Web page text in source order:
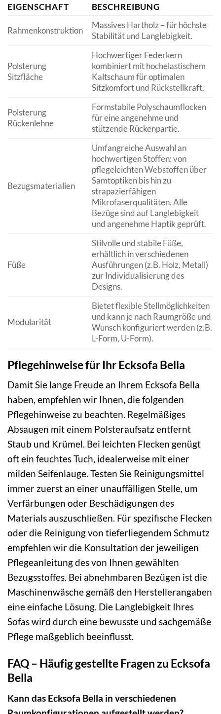
EIGENSCHAFT BESCHREIBUNG
Rahmenkonstruktion
Massives Hartholz – für höchste
Stabilität und Langlebigkeit.
Polsterung
Sitzfläche
Hochwertiger Federkern
kombiniert mit hochelastischem
Kaltschaum für optimalen
Sitzkomfort und Rückstellkraft.
Polsterung
Rückenlehne
Formstabile Polyschaumflocken
für eine angenehme und
stützende Rückenpartie.
Bezugsmaterialien
Umfangreiche Auswahl an
hochwertigen Stoffen: von
pflegeleichten Webstoffen über
Samtoptiken bis hin zu
strapazierfähigen
Mikrofaserqualitäten. Alle
Bezüge sind auf Langlebigkeit
und angenehme Haptik geprüft.
Füße
Stilvolle und stabile Füße,
erhältlich in verschiedenen
Ausführungen (z.B. Holz, Metall)
zur Individualisierung des
Designs.
Modularität
Bietet flexible Stellmöglichkeiten
und kann je nach Raumgröße und
Wunsch konfiguriert werden (z.B.
L-Form, U-Form).
Pflegehinweise für Ihr Ecksofa Bella
Damit Sie lange Freude an Ihrem Ecksofa Bella
haben, empfehlen wir Ihnen, die folgenden
Pflegehinweise zu beachten. Regelmäßiges
Absaugen mit einem Polsteraufsatz entfernt
Staub und Krümel. Bei leichten Flecken genügt
oft ein feuchtes Tuch, idealerweise mit einer
milden Seifenlauge. Testen Sie Reinigungsmittel
immer zuerst an einer unauffälligen Stelle, um
Verfärbungen oder Beschädigungen des
Materials auszuschließen. Für spezifische Flecken
oder die Reinigung von tieferliegendem Schmutz
empfehlen wir die Konsultation der jeweiligen
Pflegeanleitung des von Ihnen gewählten
Bezugsstoffes. Bei abnehmbaren Bezügen ist die
Maschinenwäsche gemäß den Herstellerangaben
eine einfache Lösung. Die Langlebigkeit Ihres
Sofas wird durch eine bewusste und sachgemäße
Pflege maßgeblich beeinflusst.
FAQ – Häufig gestellte Fragen zu Ecksofa
Bella
Kann das Ecksofa Bella in verschiedenen